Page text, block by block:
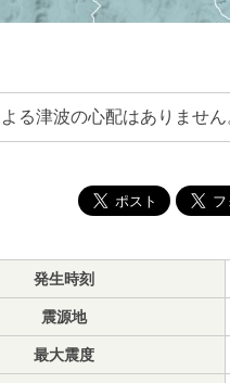
る津波の心配はありません
発生時刻
震源地
最大震度